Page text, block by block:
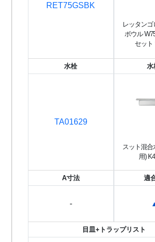
RET75GSBK
レッタン
ボウル
セット
水栓
TA01629
水
スット混合
用)
A寸法
-
適
目皿+トラップリスト